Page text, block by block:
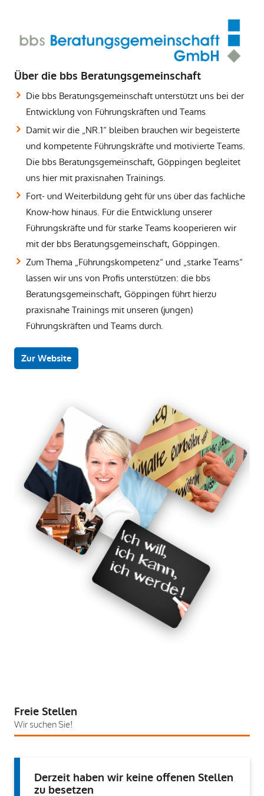
Über die bbs Beratungsgemeinschaft
Die bbs Beratungsgemeinschaft unterstützt uns bei der
Entwicklung von Führungskräften und Teams
Damit wir die „NR.1“ bleiben brauchen wir begeisterte
und kompetente Führungskräfte und motivierte Teams.
Die bbs Beratungsgemeinschaft, Göppingen begleitet
uns hier mit praxisnahen Trainings.
Fort- und Weiterbildung geht für uns über das fachliche
Know-how hinaus. Für die Entwicklung unserer
Führungskräfte und für starke Teams kooperieren wir
mit der bbs Beratungsgemeinschaft, Göppingen.
Zum Thema „Führungskompetenz“ und „starke Teams“
lassen wir uns von Profis unterstützen: die bbs
Beratungsgemeinschaft, Göppingen führt hierzu
praxisnahe Trainings mit unseren (jungen)
Führungskräften und Teams durch.
Zur Website
Freie Stellen
Wir suchen Sie!
Derzeit haben wir keine offenen Stellen
zu besetzen